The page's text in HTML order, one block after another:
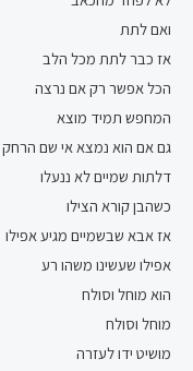
ואם לתת
אז כבר לתת מכל הלב
הכל אפשר רק אם נרצה
המחפש תמיד מוצא
גם אם הוא נמצא אי שם
דלתות שמיים לא ננעלו
כשהבן קורא הצילו
אז אבא שבשמיים מגיע אפילו
אפילו שעשינו משהו רע
הוא מוחל וסולח
מוחל וסולח
מושיט ידו לעזרה